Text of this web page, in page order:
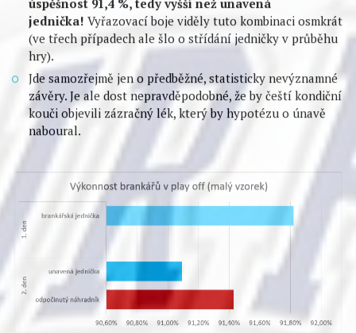
Udělal jsem si proto velmi malé srovnání. Největším jeho
problémem je samozřejmě nedostatek dat. Ke dvěma
navazujícím zápasům dochází pravidelně jen v úvodních
zápasech play-off každé série, v letošním play-off bylo 16
takových dvojzápasů (dva další budou ve finále).
Předběžná čísla potvrzují zkušenosti z NHL: Brankáři
nejsou superhrdinové a chybují častěji.
úspěšnost zásahů
unaveného brankáře v druhém dni
klesla o 0,7 %
.
Pokud brankář chytal dva dny po sobě, v první den
byla jeho úspěšnost 91,8 %, v druhém zhruba 91,1 %.
Takových situací bylo v letošním playoff 26.
Náhradník, který nenastoupil do prvního zápasu,
úspěšnost 91,4 %, tedy vyšší než unavená
jednička!
Vyřazovací boje viděly tuto kombinaci osmkrát
(ve třech případech ale šlo o střídání jedničky v průběhu
hry).